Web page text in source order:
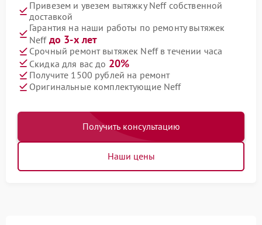
Привезем и увезем вытяжку Neff собственной
доставкой
Гарантия на наши работы по ремонту вытяжек
Neff до 3-х лет
Срочный ремонт вытяжек Neff в течении часа
Скидка для вас до 20%
Получите 1500 рублей на ремонт
Оригинальные комплектующие Neff
Получить консультацию
Наши цены